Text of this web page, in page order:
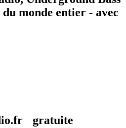
monde entier - avec
gratuite